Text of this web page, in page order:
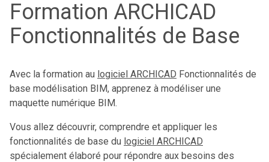
Formation ARCHICAD
Fonctionnalités de Base
Avec la formation au logiciel ARCHICAD Fonctionnalités de
base modélisation BIM, apprenez à modéliser une
maquette numérique BIM.
Vous allez découvrir, comprendre et appliquer les
fonctionnalités de base du logiciel ARCHICAD
spécialement élaboré pour répondre aux besoins des